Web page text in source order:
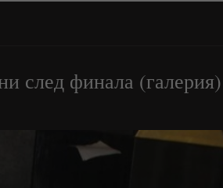
след финала (галерия)